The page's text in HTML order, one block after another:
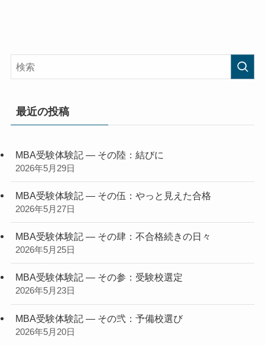
最近の投稿
MBA受験体験記 — その陸：結びに
2026年5月29日
MBA受験体験記 — その伍：やっと見えた合格
2026年5月27日
MBA受験体験記 — その肆：不合格続きの日々
2026年5月25日
MBA受験体験記 — その参：受験校選定
2026年5月23日
MBA受験体験記 — その弐：予備校選び
2026年5月20日